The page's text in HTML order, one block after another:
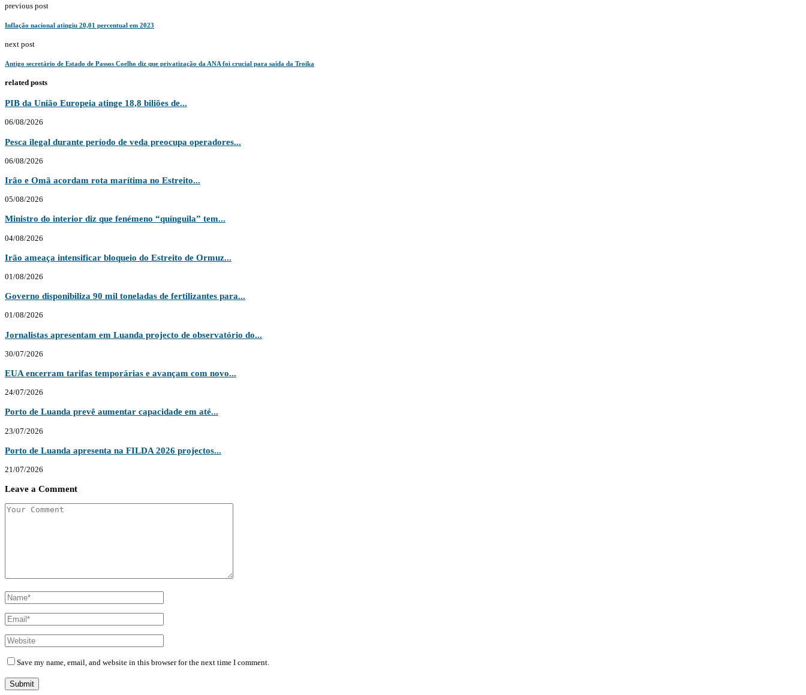
previous post
Inflação nacional atingiu 20,01 percentual em 2023
next post
Antigo secretário de Estado de Passos Coelho diz que privatização da ANA foi crucial para saída da Troika
related posts
PIB da União Europeia atinge 18,8 biliões de...
06/08/2026
Pesca ilegal durante período de veda preocupa operadores...
06/08/2026
Irão e Omã acordam rota marítima no Estreito...
05/08/2026
Ministro do interior diz que fenémeno “quínguila” tem...
04/08/2026
Irão ameaça intensificar bloqueio do Estreito de Ormuz...
01/08/2026
Governo disponibiliza 90 mil toneladas de fertilizantes para...
01/08/2026
Jornalistas apresentam em Luanda projecto de observatório do...
30/07/2026
EUA encerram tarifas temporárias e avançam com novo...
24/07/2026
Porto de Luanda prevê aumentar capacidade em até...
23/07/2026
Porto de Luanda apresenta na FILDA 2026 projectos...
21/07/2026
Leave a Comment
Save my name, email, and website in this browser for the next time I comment.